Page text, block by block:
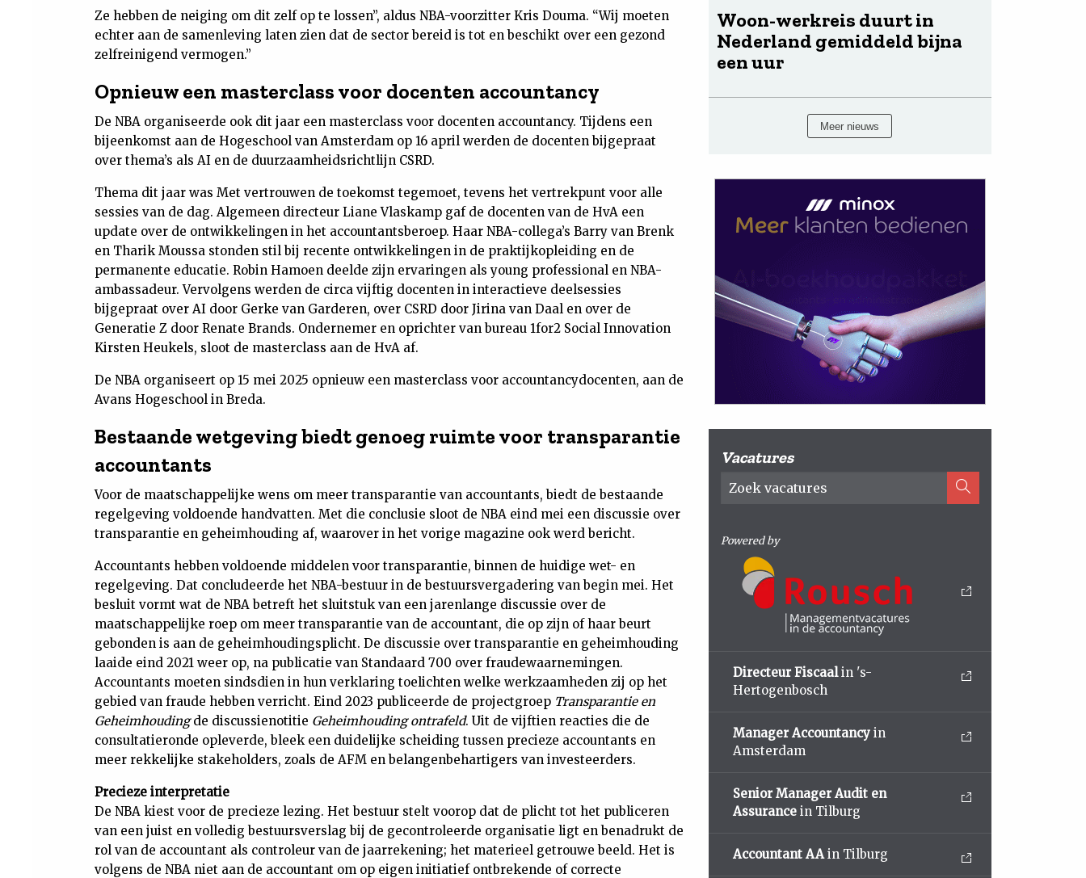
Ze hebben de neiging om dit zelf op te lossen”, aldus NBA-voorzitter Kris Douma. “Wij moeten
echter aan de samenleving laten zien dat de sector bereid is tot en beschikt over een gezond
zelfreinigend vermogen.”
Opnieuw een masterclass voor docenten accountancy
De NBA organiseerde ook dit jaar een masterclass voor docenten accountancy. Tijdens een
bijeenkomst aan de Hogeschool van Amsterdam op 16 april werden de docenten bijgepraat
over thema’s als AI en de duurzaamheidsrichtlijn CSRD.
Thema dit jaar was Met vertrouwen de toekomst tegemoet, tevens het vertrekpunt voor alle
sessies van de dag. Algemeen directeur Liane Vlaskamp gaf de docenten van de HvA een
update over de ontwikkelingen in het accountantsberoep. Haar NBA-collega’s Barry van Brenk
en Tharik Moussa stonden stil bij recente ontwikkelingen in de praktijkopleiding en de
permanente educatie. Robin Hamoen deelde zijn ervaringen als young professional en NBA-
ambassadeur. Vervolgens werden de circa vijftig docenten in interactieve deelsessies
bijgepraat over AI door Gerke van Garderen, over CSRD door Jirina van Daal en over de
Generatie Z door Renate Brands. Ondernemer en oprichter van bureau 1for2 Social Innovation
Kirsten Heukels, sloot de masterclass aan de HvA af.
De NBA organiseert op 15 mei 2025 opnieuw een masterclass voor accountancydocenten, aan de
Avans Hogeschool in Breda.
Bestaande wetgeving biedt genoeg ruimte voor transparantie
accountants
Voor de maatschappelijke wens om meer transparantie van accountants, biedt de bestaande
regelgeving voldoende handvatten. Met die conclusie sloot de NBA eind mei een discussie over
transparantie en geheimhouding af, waarover in het vorige magazine ook werd bericht.
Accountants hebben voldoende middelen voor transparantie, binnen de huidige wet- en
regelgeving. Dat concludeerde het NBA-bestuur in de bestuursvergadering van begin mei. Het
besluit vormt wat de NBA betreft het sluitstuk van een jarenlange discussie over de
maatschappelijke roep om meer transparantie van de accountant, die op zijn of haar beurt
gebonden is aan de geheimhoudingsplicht. De discussie over transparantie en geheimhouding
laaide eind 2021 weer op, na publicatie van Standaard 700 over fraudewaarnemingen.
Accountants moeten sindsdien in hun verklaring toelichten welke werkzaamheden zij op het
gebied van fraude hebben verricht. Eind 2023 publiceerde de projectgroep Transparantie en
Geheimhoudingde discussienotitie Geheimhouding ontrafeld. Uit de vijftien reacties die de
consultatieronde opleverde, bleek een duidelijke scheiding tussen precieze accountants en
meer rekkelijke stakeholders, zoals de AFM en belangenbehartigers van investeerders.
Precieze interpretatie
De NBA kiest voor de precieze lezing. Het bestuur stelt voorop dat de plicht tot het publiceren
van een juist en volledig bestuursverslag bij de gecontroleerde organisatie ligt en benadrukt de
rol van de accountant als controleur van de jaarrekening; het materieel getrouwe beeld. Het is
volgens de NBA niet aan de accountant om op eigen initiatief ontbrekende of correcte
Woon-werkreis duurt in
Nederland gemiddeld bijna
een uur
Meer nieuws
Vacatures
Powered by
Directeur Fiscaalin 's-
Hertogenbosch
Manager Accountancy in
Amsterdam
Senior Manager Audit en
Assurance in Tilburg
Accountant AAin Tilburg